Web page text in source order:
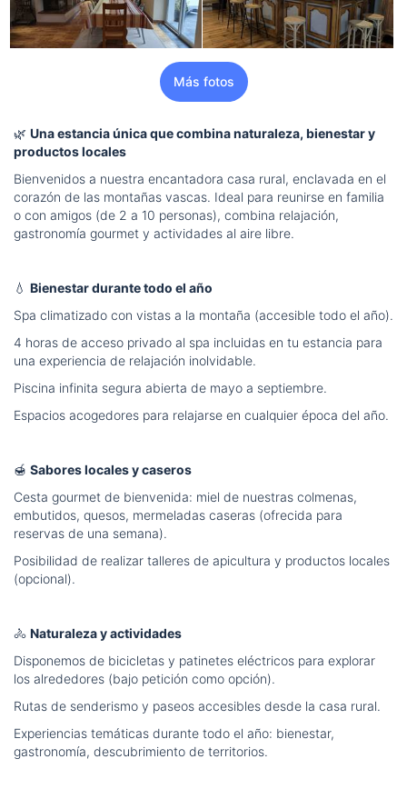
Más fotos
🌿 Una estancia única que combina naturaleza, bienestar y
productos locales
Bienvenidos a nuestra encantadora casa rural, enclavada en el
corazón de las montañas vascas. Ideal para reunirse en familia
o con amigos (de 2 a 10 personas), combina relajación,
gastronomía gourmet y actividades al aire libre.
💧 Bienestar durante todo el año
Spa climatizado con vistas a la montaña (accesible todo el año).
4 horas de acceso privado al spa incluidas en tu estancia para
una experiencia de relajación inolvidable.
Piscina infinita segura abierta de mayo a septiembre.
Espacios acogedores para relajarse en cualquier época del año.
🍯 Sabores locales y caseros
Cesta gourmet de bienvenida: miel de nuestras colmenas,
embutidos, quesos, mermeladas caseras (ofrecida para
reservas de una semana).
Posibilidad de realizar talleres de apicultura y productos locales
(opcional).
🚴 Naturaleza y actividades
Disponemos de bicicletas y patinetes eléctricos para explorar
los alrededores (bajo petición como opción).
Rutas de senderismo y paseos accesibles desde la casa rural.
Experiencias temáticas durante todo el año: bienestar,
gastronomía, descubrimiento de territorios.